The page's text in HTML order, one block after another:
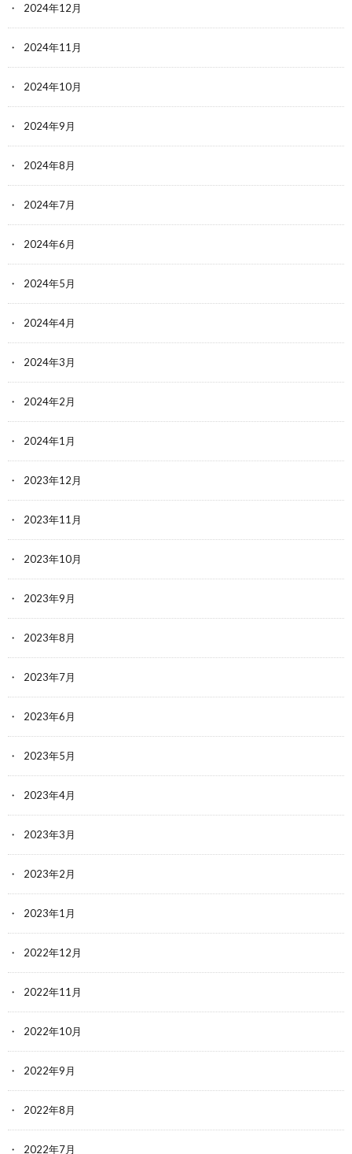
2024年12月
2024年11月
2024年10月
2024年9月
2024年8月
2024年7月
2024年6月
2024年5月
2024年4月
2024年3月
2024年2月
2024年1月
2023年12月
2023年11月
2023年10月
2023年9月
2023年8月
2023年7月
2023年6月
2023年5月
2023年4月
2023年3月
2023年2月
2023年1月
2022年12月
2022年11月
2022年10月
2022年9月
2022年8月
2022年7月